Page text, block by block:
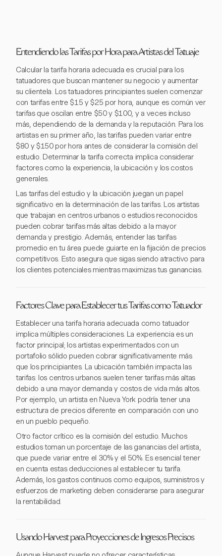
Entendiendo las Tarifas por Hora para Artistas del Tatuaje
Calcular la tarifa horaria adecuada es crucial para los
tatuadores que buscan mantener su negocio y aumentar
su clientela. Los tatuadores principiantes suelen comenzar
con tarifas entre $15 y $25 por hora, aunque es común ver
tarifas que oscilan entre $50 y $100, y a veces incluso
más, dependiendo de la demanda y la reputación. Para los
artistas en su primer año, las tarifas pueden variar entre
$80 y $150 por hora antes de considerar la comisión del
estudio. Determinar la tarifa correcta implica considerar
factores como la experiencia, la ubicación y los costos
generales.
Las tarifas del estudio y la ubicación juegan un papel
significativo en la determinación de las tarifas. Los artistas
que trabajan en centros urbanos o estudios reconocidos
pueden cobrar tarifas más altas debido a la mayor
demanda y prestigio. Además, entender las tarifas
promedio en tu área puede guiarte en la fijación de precios
competitivos. Esto asegura que sigas siendo atractivo para
los clientes potenciales mientras maximizas tus ganancias.
Factores Clave para Establecer tus Tarifas como Tatuador
Establecer una tarifa horaria adecuada como tatuador
implica múltiples consideraciones. La experiencia es un
factor principal; los artistas experimentados con un
portafolio sólido pueden cobrar significativamente más
que los principiantes. La ubicación también impacta las
tarifas: los centros urbanos suelen tener tarifas más altas
debido a una mayor demanda y costos de vida más altos.
Por ejemplo, un artista en Nueva York podría tener una
estructura de precios diferente en comparación con uno
en un pueblo pequeño.
Otro factor crítico es la comisión del estudio. Muchos
estudios toman un porcentaje de las ganancias del artista,
que puede variar entre el 30% y el 50%. Es esencial tener
en cuenta estas deducciones al establecer tu tarifa.
Además, los gastos continuos como equipos, suministros y
esfuerzos de marketing deben considerarse para asegurar
la rentabilidad.
Usando Harvest para Proyecciones de Ingresos Precisos